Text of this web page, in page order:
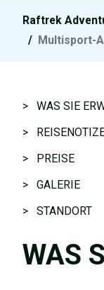
Raftrek
/ Multisport-
> WAS SIE
>
> PREISE
> GALERIE
> STANDORT
WAS